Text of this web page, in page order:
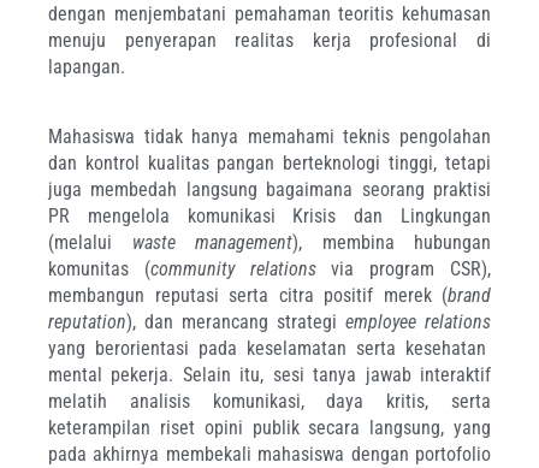
dengan menjembatani pemahaman teoritis kehumasan
menuju penyerapan realitas kerja profesional di
lapangan.
Mahasiswa tidak hanya memahami teknis pengolahan
dan kontrol kualitas pangan berteknologi tinggi, tetapi
juga membedah langsung bagaimana seorang praktisi
PR mengelola komunikasi Krisis dan Lingkungan
(melalui waste management), membina hubungan
komunitas (community relationsvia program CSR),
membangun reputasi serta citra positif merek (brand
reputation), dan merancang strategi employee relations
yang berorientasi pada keselamatan serta kesehatan
mental pekerja. Selain itu, sesi tanya jawab interaktif
melatih analisis komunikasi, daya kritis, serta
keterampilan riset opini publik secara langsung, yang
pada akhirnya membekali mahasiswa dengan portofolio